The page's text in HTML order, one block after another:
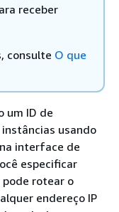
receber
consulte O que
um ID de
usando
interface de
especificar
pode rotear o
endereço IP